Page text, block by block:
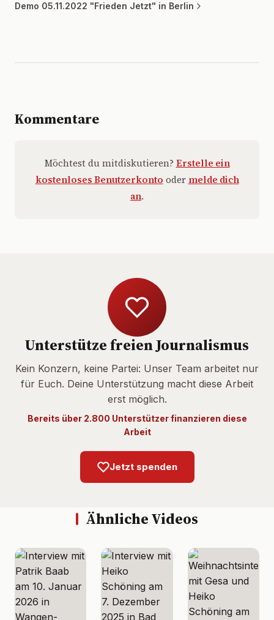
Demo 05.11.2022 "Frieden Jetzt" in Berlin
Kommentare
Möchtest du mitdiskutieren? Erstelle ein
kostenloses Benutzerkonto oder melde dich
an.
Unterstütze freien Journalismus
Kein Konzern, keine Partei: Unser Team arbeitet nur
für Euch. Deine Unterstützung macht diese Arbeit
erst möglich.
Bereits über 2.800 Unterstützer finanzieren diese
Arbeit
Jetzt spenden
Ähnliche Videos